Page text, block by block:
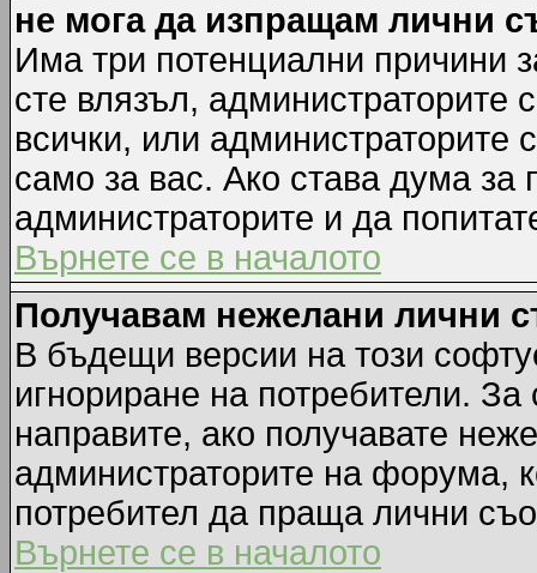
не мога да изпращам лични
Има три потенциални причини
сте влязъл, администраторите
всички, или
само за вас. Ако става дума за
администраторите и да
Върнете се в началото
Получавам нежелани лични
В бъдещи версии на този
игнориране на потребители.
направите, ако получавате
администраторите на форума,
потребител да праща лични
Върнете се в началото